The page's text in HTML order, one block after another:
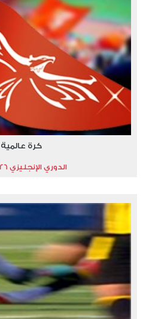
كرة عالمية
الدوري الإنجليزي 2025/2026